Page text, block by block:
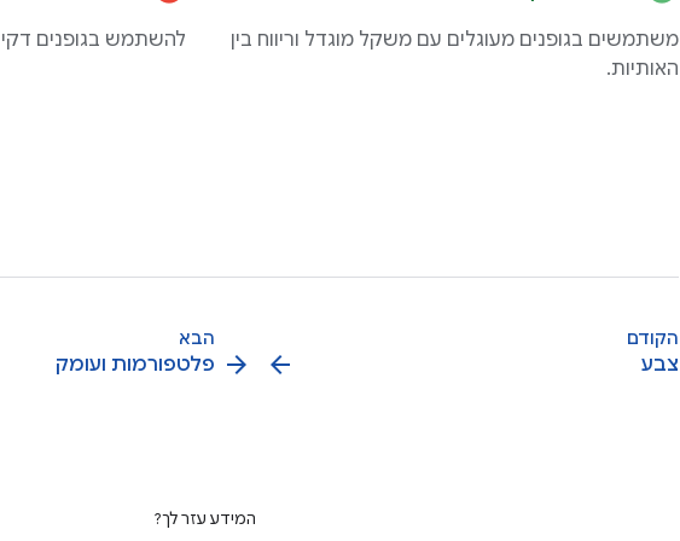
משתמשים בגופנים מעוגלים עם משקל מוגדל וריווח בין
האותיות.
להשתמש בגופנים
הקודם
arrow_back צבע
הבא
פלטפורמות ועומק arrow_forward
המידע עזר לך?